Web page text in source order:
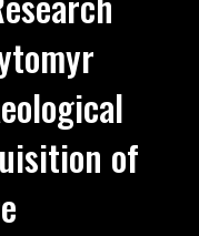
of